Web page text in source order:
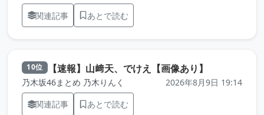
関連記事
あとで読む
10位 【速報】山﨑天、でけえ【画像あり】
乃木坂46まとめ 乃木りんく
2026年8月9日 19:14
関連記事
あとで読む